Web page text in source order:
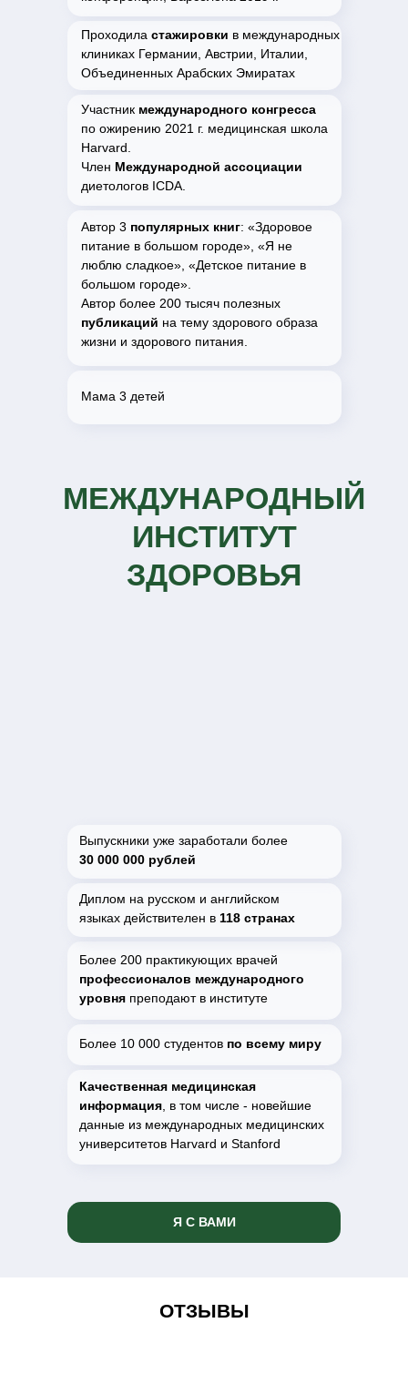
Проходила стажировки в международных
клиниках Германии, Австрии, Италии,
Объединенных Арабских Эмиратах
Участник международного конгресса
по ожирению 2021 г. медицинская школа
Harvard.
Член Международной ассоциации
диетологов ICDA.
Автор 3 популярных книг: «Здоровое
питание в большом городе», «Я не
люблю сладкое», «Детское питание в
большом городе».
Автор более 200 тысяч полезных
публикаций на тему здорового образа
жизни и здорового питания.
Мама 3 детей
МЕЖДУНАРОДНЫЙ
ИНСТИТУТ
ЗДОРОВЬЯ
Выпускники уже заработали более
30 000 000 рублей
Более 200 практикующих врачей
профессионалов международного
уровня преподают в институте
Я С ВАМИ
Более 10 000 студентов по всему миру
Качественная медицинская
информация , в том числе - новейшие
данные из международных медицинских
университетов Harvard и Stanford
Диплом на русском и английском
языках действителен в 118 странах
ОТЗЫВЫ